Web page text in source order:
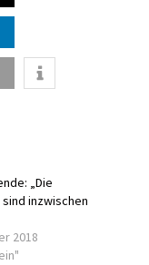
„Die
inzwischen
2018